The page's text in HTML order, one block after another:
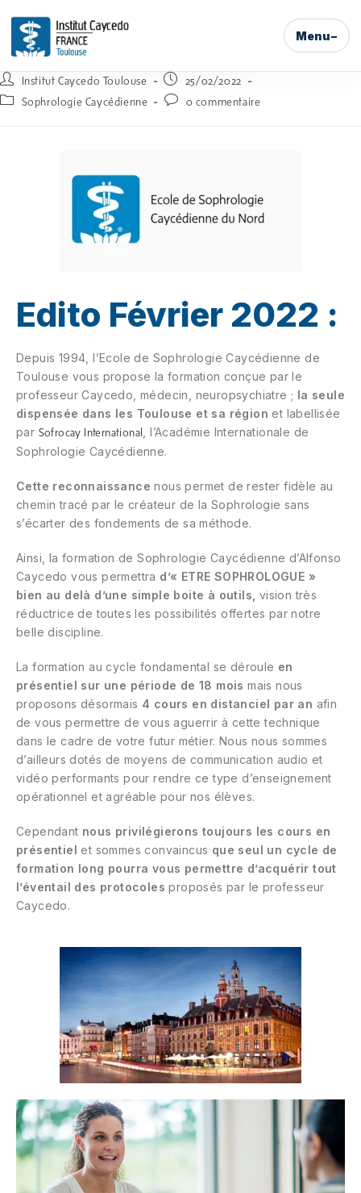
Menu
Institut Caycedo Toulouse
25/02/2022
Sophrologie Caycédienne
0 commentaire
Edito Février 2022 :
Depuis 1994, l’Ecole de Sophrologie Caycédienne de
Toulouse vous propose la formation conçue par le
professeur Caycedo, médecin, neuropsychiatre ; la seule
dispensée dans les Toulouse et sa région et labellisée
par Sofrocay International
, l’Académie Internationale de
Sophrologie Caycédienne.
Cette reconnaissance nous permet de rester fidèle au
chemin tracé par le créateur de la Sophrologie sans
s’écarter des fondements de sa méthode.
Ainsi, la formation de Sophrologie Caycédienne d’Alfonso
Caycedo vous permettra d’« ETRE SOPHROLOGUE »
bien au delà d’une simple boite à outils, vision très
réductrice de toutes les possibilités offertes par notre
belle discipline.
La formation au cycle fondamental se déroule en
présentiel sur une période de 18 moismais nous
proposons désormais 4 cours en distanciel par an afin
de vous permettre de vous aguerrir à cette technique
dans le cadre de votre futur métier. Nous nous sommes
d’ailleurs dotés de moyens de communication audio et
vidéo performants pour rendre ce type d’enseignement
opérationnel et agréable pour nos élèves.
Cependant nous privilégierons toujours les cours en
présentiel et sommes convaincus que seul un cycle de
formation long pourra vous permettre d’acquérir tout
l’éventail des protocoles proposés par le professeur
Caycedo.